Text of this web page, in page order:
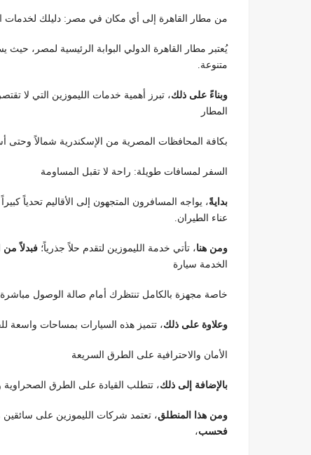
من مطار القاهرة إلى أي مكان في مصر: دليلك لخدمات
يُعتبر مطار القاهرة الدولي البوابة الرئيسية لمصر،
متنوعة.
وبناءً على ذلك، تبرز أهمية خدمات الليموزين التي لا
المطار
بكافة المحافظات المصرية من الإسكندرية شمالاً وحتى
السفر لمسافات طويلة: راحة لا تقبل المساومة
بدايةً، يواجه المسافرون المتجهون إلى الأقاليم تحدياً
عناء الطيران.
ومن هنا، تأتي خدمة الليموزين لتقدم حلاً جذرياً؛ فبدلاً من
الخدمة سيارة
خاصة مجهزة بالكامل تنتظرك أمام صالة الوصول
وعلاوة على ذلك، تتميز هذه السيارات بمساحات واسعة
الأمان والاحترافية على الطرق السريعة
بالإضافة إلى ذلك، تتطلب القيادة على الطرق الصحراوية
ومن هذا المنطلق، تعتمد شركات الليموزين على سائقين
فحسب،